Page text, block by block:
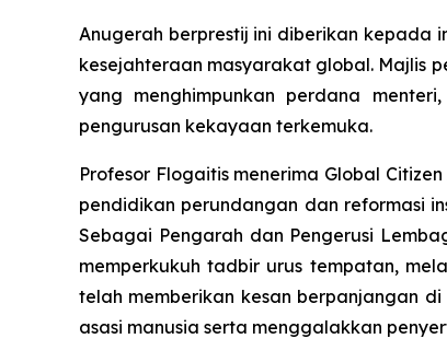
Anugerah berprestij ini diberikan kepada
kesejahteraan masyarakat global. Majlis
yang menghimpunkan perdana
pengurusan kekayaan terkemuka.
Profesor Flogaitis menerima Global
pendidikan perundangan dan reformasi
Sebagai Pengarah dan Pengerusi
memperkukuh tadbir urus tempatan,
telah memberikan kesan berpanjangan
asasi manusia serta menggalakkan